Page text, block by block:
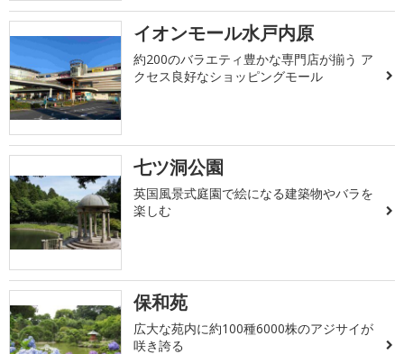
イオンモール水戸内原
約200のバラエティ豊かな専門店が揃う ア
クセス良好なショッピングモール
七ツ洞公園
英国風景式庭園で絵になる建築物やバラを
楽しむ
保和苑
広大な苑内に約100種6000株のアジサイが
咲き誇る